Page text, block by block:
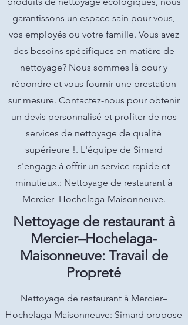
garantissons un espace sain pour vous,
vos employés ou votre famille. Vous avez
des besoins spécifiques en matière de
nettoyage? Nous sommes là pour y
répondre et vous fournir une prestation
sur mesure. Contactez-nous pour obtenir
un devis personnalisé et profiter de nos
services de nettoyage de qualité
supérieure !. L'équipe de Simard
s'engage à offrir un service rapide et
minutieux.: Nettoyage de restaurant à
Mercier–Hochelaga-Maisonneuve.
Nettoyage de restaurant à
Mercier–Hochelaga-
Maisonneuve: Travail de
Propreté
Nettoyage de restaurant à Mercier–
Hochelaga-Maisonneuve: Simard propose